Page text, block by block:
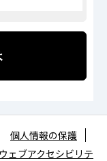
個人情報の保護
ウェブアクセシビリテ